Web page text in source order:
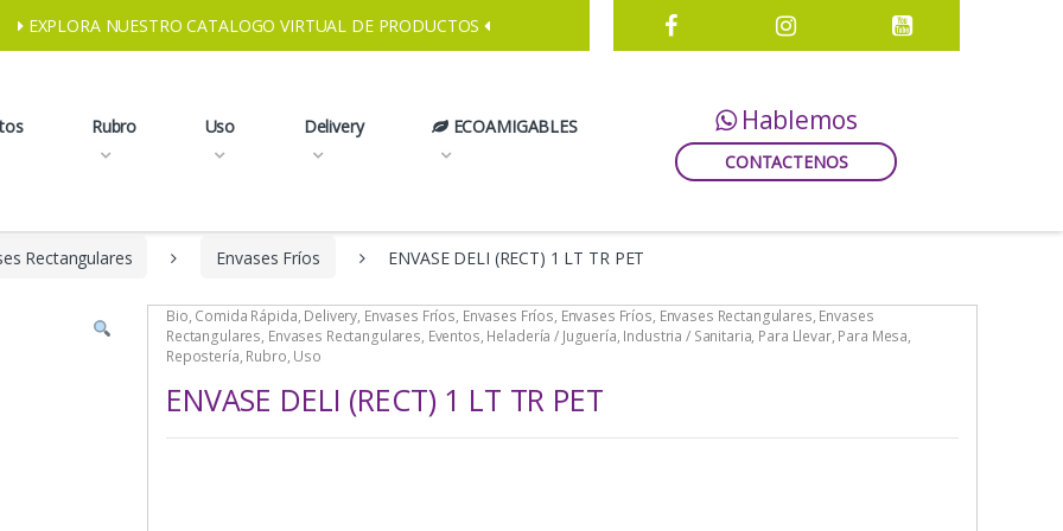
EXPLORA NUESTRO CATALOGO VIRTUAL DE PRODUCTOS
Rubro Uso Delivery ECOAMIGABLES Hablemos
CONTACTENOS
Rectangulares Envases Fríos ENVASE DELI (RECT) 1 LT TR PET
Bio, Comida Rápida, Delivery, Envases Fríos, Envases Fríos, Envases Fríos, Envases Rectangulares, Envases
Rectangulares, Envases Rectangulares, Eventos, Heladería / Juguería, Industria / Sanitaria, Para Llevar, Para Mesa,
Repostería, Rubro, Uso
ENVASE DELI (RECT) 1 LT TR PET